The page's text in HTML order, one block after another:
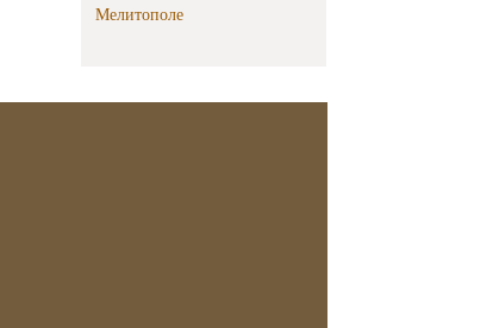
Мелитополе